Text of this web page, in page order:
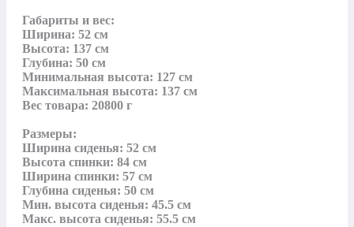
Габариты и вес:
Ширина: 52 см
Высота: 137 см
Глубина: 50 см
Минимальная высота: 127 см
Максимальная высота: 137 см
Вес товара: 20800 г
Размеры:
Ширина сиденья: 52 см
Высота спинки: 84 см
Ширина спинки: 57 см
Глубина сиденья: 50 см
Мин. высота сиденья: 45.5 см
Макс. высота сиденья: 55.5 см